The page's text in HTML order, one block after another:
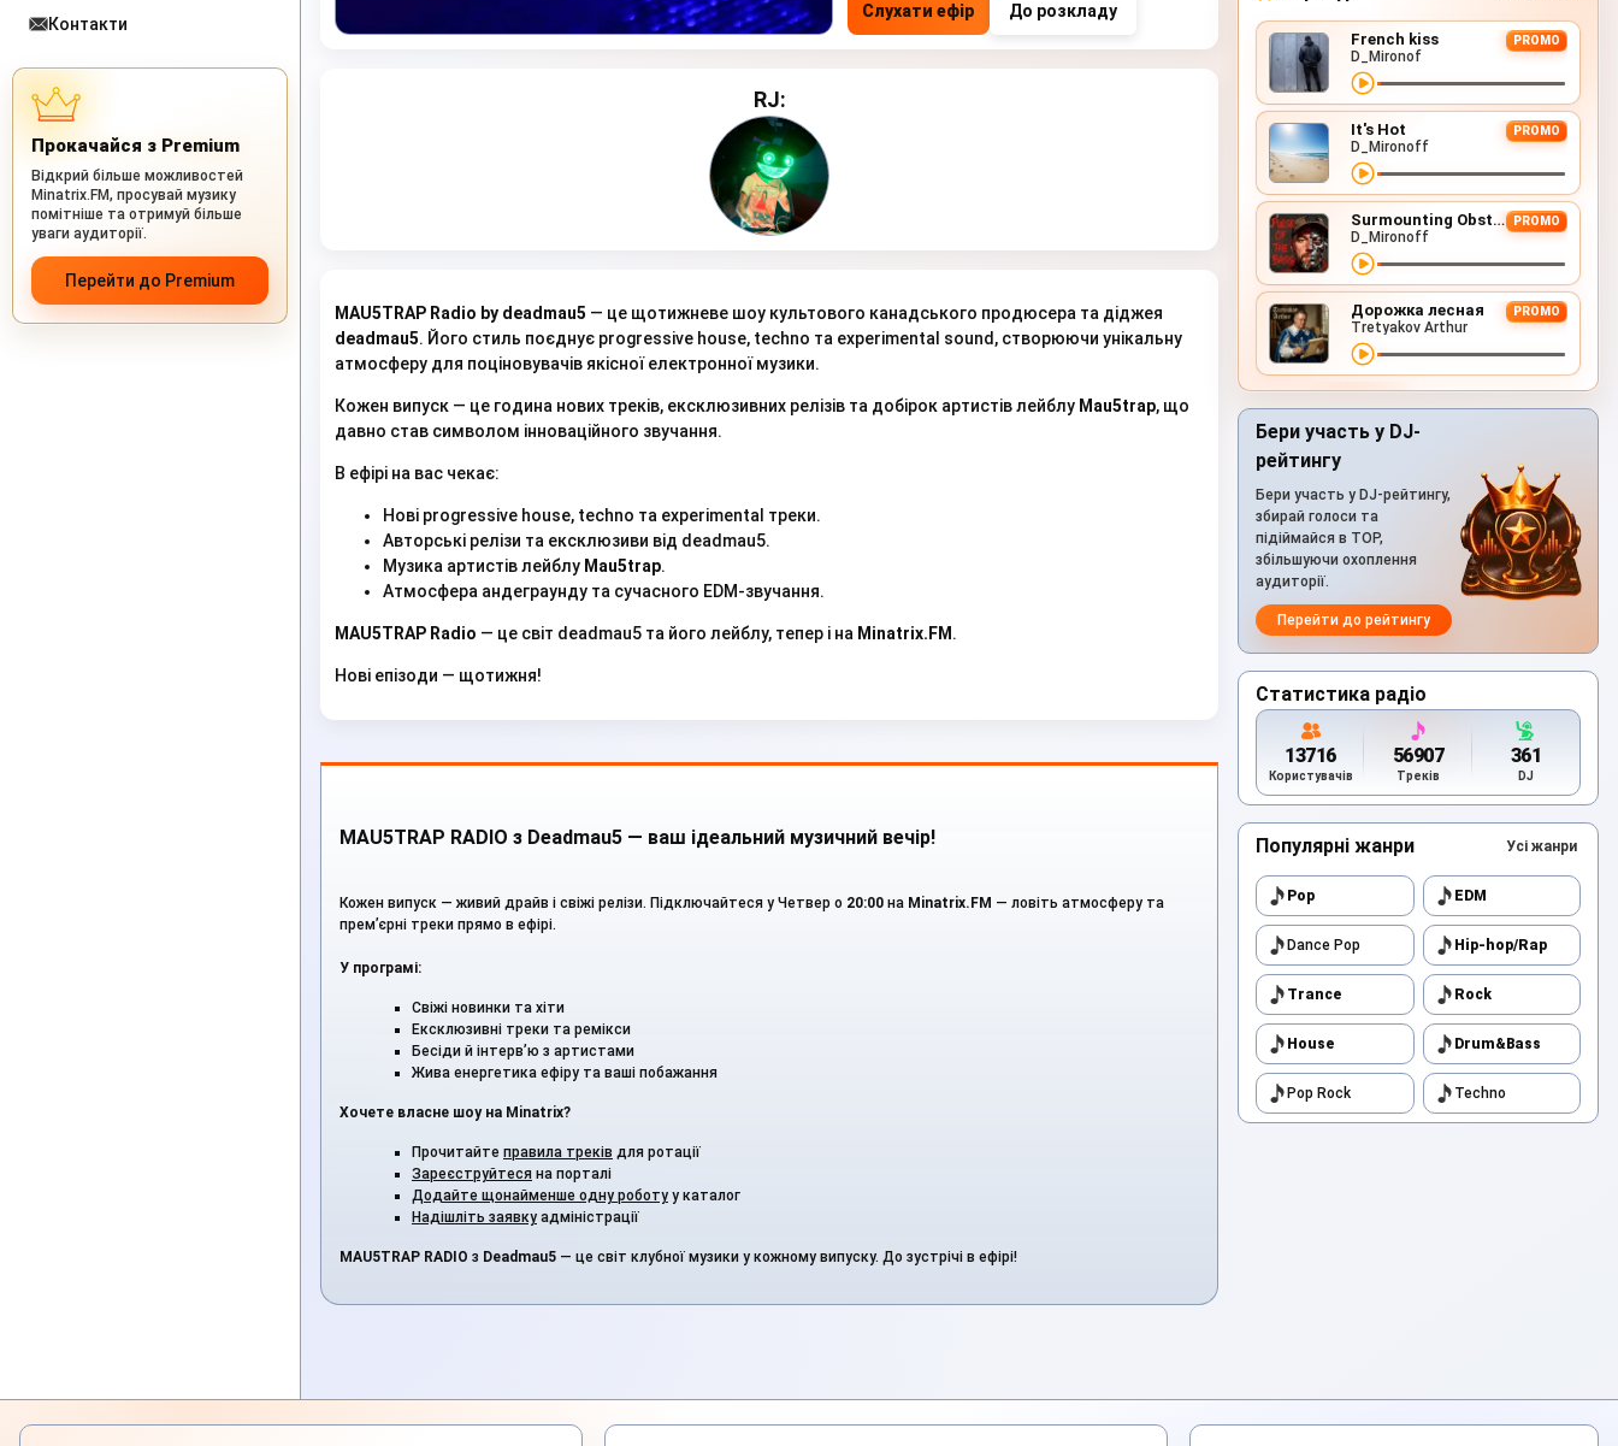
Контакти
Прокачайся з Premium
Відкрий більше можливостей
Minatrix.FM, просувай музику
помітніше та отримуй більше
уваги аудиторії.
Перейти до Premium
Слухати ефір До розкладу
RJ:
MAU5TRAP Radio by deadmau5 — це щотижневе шоу культового канадського продюсера та діджея
deadmau5. Його стиль поєднує progressive house, techno та experimental sound, створюючи унікальну
атмосферу для поціновувачів якісної електронної музики.
Кожен випуск — це година нових треків, ексклюзивних релізів та добірок артистів лейблу Mau5trap, що
давно став символом інноваційного звучання.
В ефірі на вас чекає:
Нові progressive house, techno та experimental треки.
Авторські релізи та ексклюзиви від deadmau5.
Музика артистів лейблу Mau5trap.
Атмосфера андеграунду та сучасного EDM-звучання.
MAU5TRAP Radio — це світ deadmau5 та його лейблу, тепер і на Minatrix.FM .
Нові епізоди — щотижня!
MAU5TRAP RADIO з Deadmau5 — ваш ідеальний музичний вечір!
Кожен випуск — живий драйв і свіжі релізи. Підключайтеся у Четвер о 20:00 на Minatrix.FM — ловіть атмосферу та
прем’єрні треки прямо в ефірі.
У програмі:
Свіжі новинки та хіти
Ексклюзивні треки та ремікси
Бесіди й інтерв’ю з артистами
Жива енергетика ефіру та ваші побажання
Хочете власне шоу на Minatrix?
Прочитайте правила треків для ротації
Зареєструйтеся на порталі
Додайте щонайменше одну роботу у каталог
Надішліть заявку адміністрації
MAU5TRAP RADIO з Deadmau5 — це світ клубної музики у кожному випуску. До зустрічі в ефірі!
French kiss PROMO
D_Mironof
It's Hot PROMO
D_Mironoff
Surmounting Obstacles (D&B Remix) PROMO
D_Mironoff
Дорожка лесная PROMO
Tretyakov Arthur
Бери участь у DJ-
рейтингу
Бери участь у DJ-рейтингу,
збирай голоси та
підіймайся в TOP,
збільшуючи охоплення
аудиторії.
Перейти до рейтингу
Статистика радіо
13716
Користувачів
56907
Треків
361
DJ
Популярні жанри Усі жанри
Pop EDM
Dance Pop Hip-hop/Rap
Trance Rock
House Drum&Bass
Pop Rock Techno